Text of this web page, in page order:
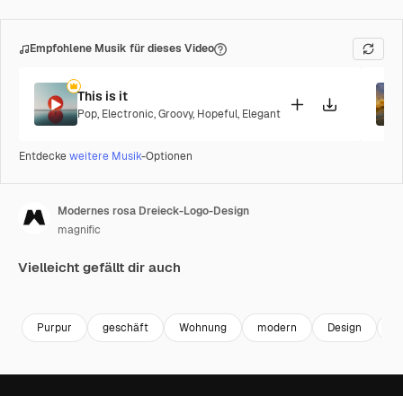
Empfohlene Musik für dieses Video
This is it
Pop, Electronic,Groovy, Hopeful, Elegant
Entdeckeweitere Musik-Optionen
Modernes rosa Dreieck-Logo-Design
magnific
Vielleicht gefällt dir auch
Purpur geschäft Wohnung modern Design